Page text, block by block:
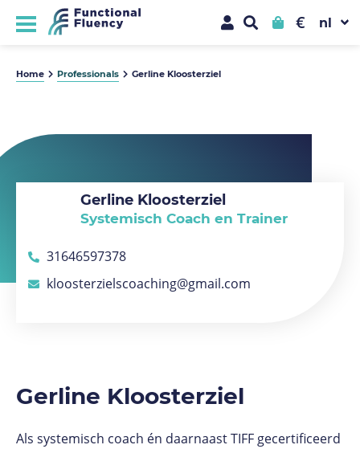
€
Home Professionals Gerline Kloosterziel
Gerline Kloosterziel
Systemisch Coach en Trainer
31646597378
kloosterzielscoaching@gmail.com
Gerline Kloosterziel
Als systemisch coach én daarnaast TIFF gecertificeerd